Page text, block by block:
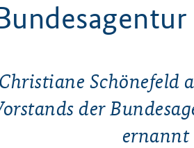
Schönefeld
der
ernannt